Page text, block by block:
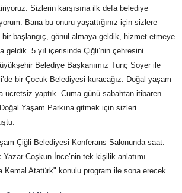
Sizlerin karşısına ilk defa belediye
Bana bu onuru yaşattığınız için sizlere
başlangıç, gönül almaya geldik, hizmet etmeye
geldik. 5 yıl içerisinde Çiğli’nin çehresini
Belediye Başkanımız Tunç Soyer ile
bir Çocuk Belediyesi kuracağız. Doğal yaşam
ücretsiz yaptık. Cuma günü sabahtan itibaren
Yaşam Parkına gitmek için sizleri
Çiğli Belediyesi Konferans Salonunda saat:
Yazar Coşkun İnce’nin tek kişilik anlatımı
Kemal Atatürk" konulu program ile sona erecek.